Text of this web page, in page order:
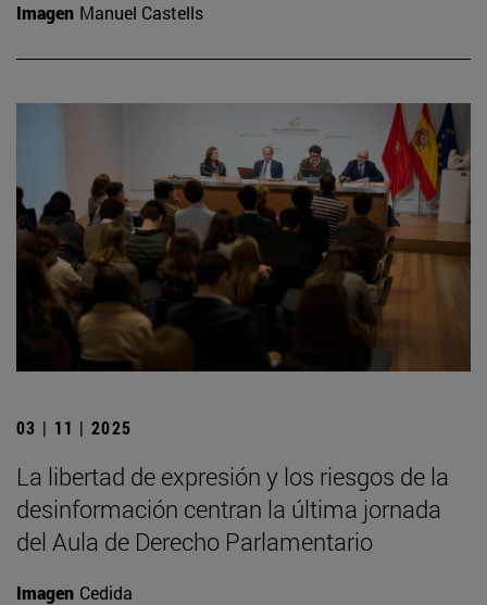
Imagen Manuel Castells
03 | 11 | 2025
La libertad de expresión y los riesgos de la
desinformación centran la última jornada
del Aula de Derecho Parlamentario
Imagen Cedida